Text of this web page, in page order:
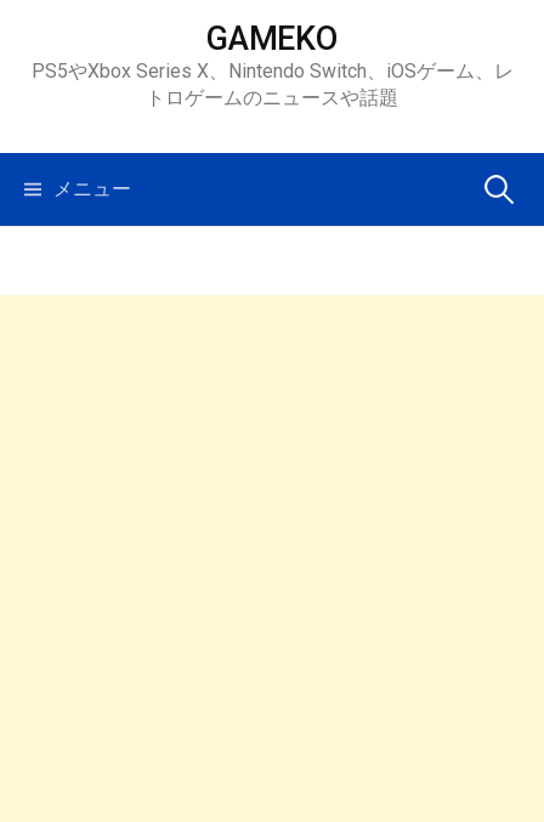
ツ
ス
GAMEKO
PS5やXbox Series X、Nintendo Switch、iOSゲーム、レ
トロゲームのニュースや話題
メニュー 検